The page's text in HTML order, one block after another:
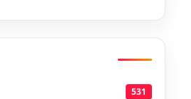
531